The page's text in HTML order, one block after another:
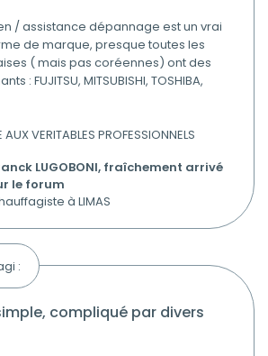
/ assistance dépannage est un vrai
de marque, presque toutes les
( mais pas coréennes) ont des
: FUJITSU, MITSUBISHI, TOSHIBA,
VERITABLES PROFESSIONNELS
LUGOBONI, fraîchement arrivé
le forum
à LIMAS
: